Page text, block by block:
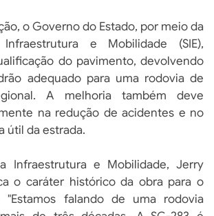
o Governo do Estado, por meio da
e Mobilidade (SIE),
do pavimento, devolvendo
adequado para uma rodovia de
A melhoria também deve
na redução de acidentes e no
útil da estrada.
Infraestrutura e Mobilidade, Jerry
o caráter histórico da obra para o
"Estamos falando de uma rodovia